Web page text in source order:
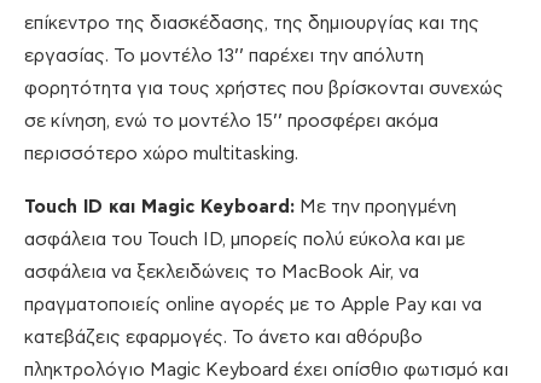
επίκεντρο της διασκέδασης, της δημιουργίας και της
εργασίας. Το μοντέλο 13’’ παρέχει την απόλυτη
φορητότητα για τους χρήστες που βρίσκονται συνεχώς
σε κίνηση, ενώ το μοντέλο 15’’ προσφέρει ακόμα
περισσότερο χώρο multitasking.
Touch ID και Magic Keyboard: Με την προηγμένη
ασφάλεια του Touch ID, μπορείς πολύ εύκολα και με
ασφάλεια να ξεκλειδώνεις το MacBook Air, να
πραγματοποιείς online αγορές με το Apple Pay και να
κατεβάζεις εφαρμογές. Το άνετο και αθόρυβο
πληκτρολόγιο Magic Keyboard έχει οπίσθιο φωτισμό και